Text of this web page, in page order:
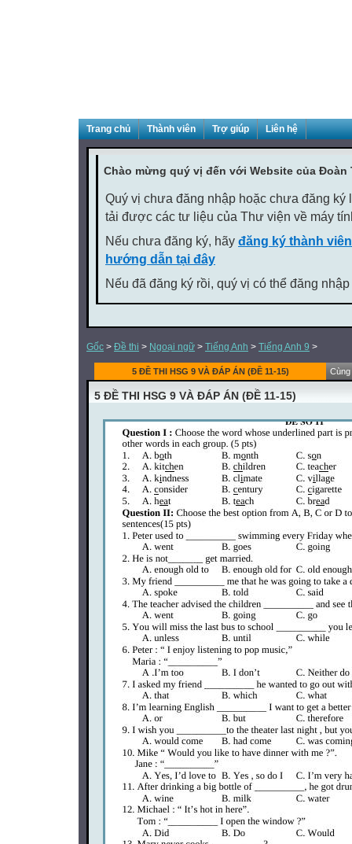
Trang chủ Thành viên Trợ giúp Liên hệ
Chào mừng quý vị đến với Website của Đoàn
Quý vị chưa đăng nhập hoặc chưa đăng ký
tải được các tư liệu của Thư viện về máy
Nếu chưa đăng ký, hãy đăng ký thành
hướng dẫn tại đây
Nếu đã đăng ký rồi, quý vị có thể đăng
Gốc > Đề thi > Ngoại ngữ > Tiếng Anh > Tiếng Anh 9 >
5 ĐỀ THI HSG 9 VÀ ĐÁP ÁN (ĐỀ 11-15)
5 ĐỀ THI HSG 9 VÀ ĐÁP ÁN (ĐỀ 11-15)